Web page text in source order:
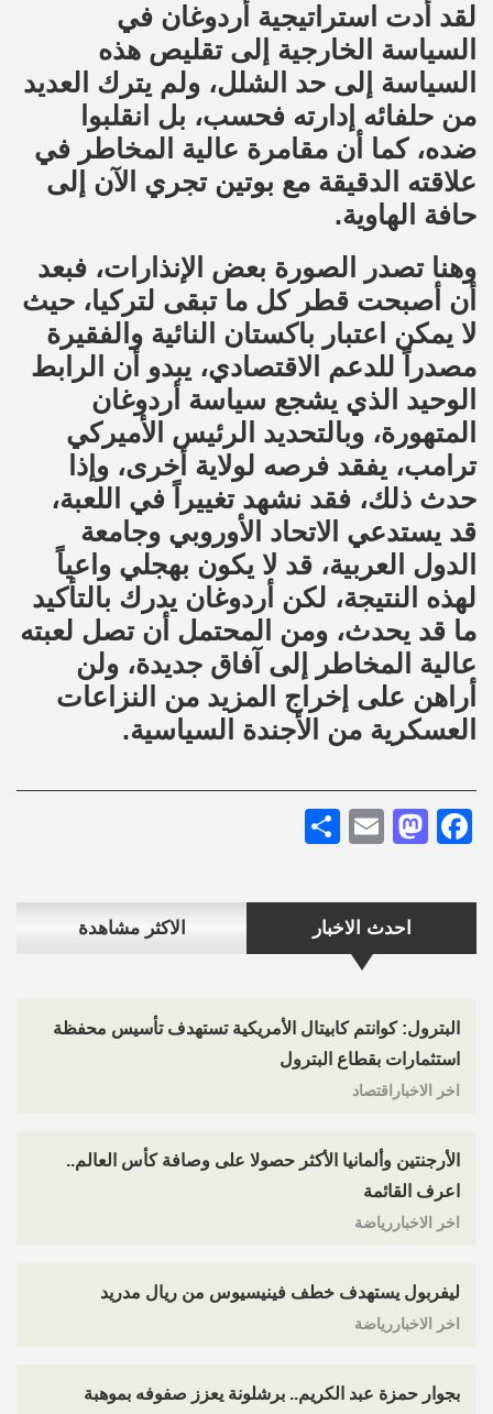
احدث الاخبار الاكثر مشاهدة
البترول: كوانتم كابيتال الأمريكية تستهدف تأسيس محفظة
استثمارات بقطاع البترول
اخر الاخباراقتصاد
الأرجنتين وألمانيا الأكثر حصولا على وصافة كأس العالم..
اعرف القائمة
اخر الاخباررياضة
ليفربول يستهدف خطف فينيسيوس من ريال مدريد
اخر الاخباررياضة
بجوار حمزة عبد الكريم.. برشلونة يعزز صفوفه بموهبة
لقد أدت استراتيجية أردوغان في
السياسة الخارجية إلى تقليص هذه
السياسة إلى حد الشلل، ولم يترك العديد
من حلفائه إدارته فحسب، بل انقلبوا
ضده، كما أن مقامرة عالية المخاطر في
علاقته الدقيقة مع بوتين تجري الآن إلى
حافة الهاوية.
وهنا تصدر الصورة بعض الإنذارات، فبعد
أن أصبحت قطر كل ما تبقى لتركيا، حيث
لا يمكن اعتبار باكستان النائية والفقيرة
مصدراً للدعم الاقتصادي، يبدو أن الرابط
الوحيد الذي يشجع سياسة أردوغان
المتهورة، وبالتحديد الرئيس الأميركي
ترامب، يفقد فرصه لولاية أخرى، وإذا
حدث ذلك، فقد نشهد تغييراً في اللعبة،
قد يستدعي الاتحاد الأوروبي وجامعة
الدول العربية، قد لا يكون بهجلي واعياً
لهذه النتيجة، لكن أردوغان يدرك بالتأكيد
ما قد يحدث، ومن المحتمل أن تصل لعبته
عالية المخاطر إلى آفاق جديدة، ولن
أراهن على إخراج المزيد من النزاعات
العسكرية من الأجندة السياسية.
Facebook
Mastodon
Email